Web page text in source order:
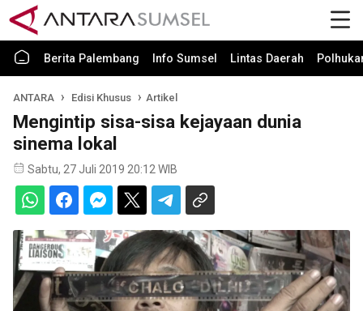
Berita Palembang Info Sumsel Lintas Daerah
ANTARA Edisi Khusus Artikel
Mengintip sisa-sisa kejayaan dunia
sinema lokal
Sabtu, 27 Juli 2019 20:12 WIB